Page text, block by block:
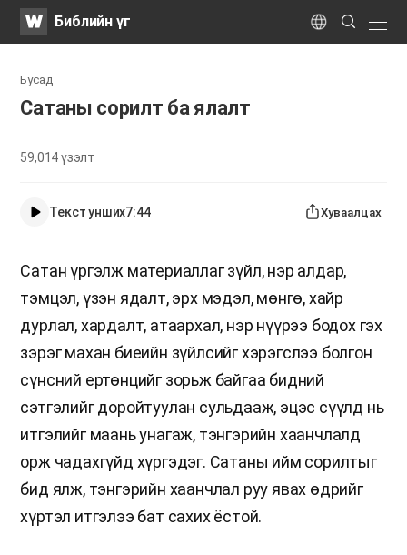
WATVБиблийн үг Language
Search
Submit
Бусад
Сатаны сорилт ба ялалт
59,014үзэлт
Текст унших7:44 Хуваалцах
Сатан үргэлж материаллаг зүйл, нэр алдар,
тэмцэл, үзэн ядалт, эрх мэдэл, мөнгө, хайр
дурлал, хардалт, атаархал, нэр нүүрээ бодох гэх
зэрэг махан биеийн зүйлсийг хэрэгслээ болгон
сүнсний ертөнцийг зорьж байгаа бидний
сэтгэлийг доройтуулан сульдааж, эцэс сүүлд нь
итгэлийг маань унагаж, тэнгэрийн хаанчлалд
орж чадахгүйд хүргэдэг. Сатаны ийм сорилтыг
бид ялж, тэнгэрийн хаанчлал руу явах өдрийг
хүртэл итгэлээ бат сахих ёстой.